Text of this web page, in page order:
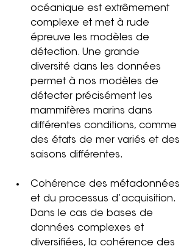
océanique est extrêmement
complexe et met à rude
épreuve les modèles de
détection. Une grande
diversité dans les données
permet à nos modèles de
détecter précisément les
mammifères marins dans
différentes conditions, comme
des états de mer variés et des
saisons différentes.
Cohérence des métadonnées
et du processus d’acquisition.
Dans le cas de bases de
données complexes et
diversifiées, la cohérence des